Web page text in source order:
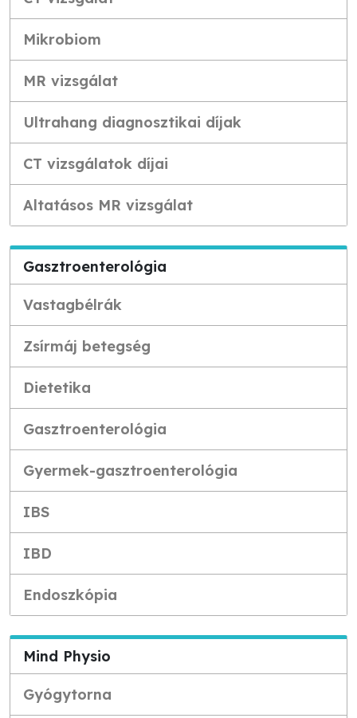
Mikrobiom
MR vizsgálat
Ultrahang diagnosztikai díjak
CT vizsgálatok díjai
Altatásos MR vizsgálat
Gasztroenterológia
Vastagbélrák
Zsírmáj betegség
Dietetika
Gasztroenterológia
Gyermek-gasztroenterológia
IBS
IBD
Endoszkópia
Mind Physio
Gyógytorna